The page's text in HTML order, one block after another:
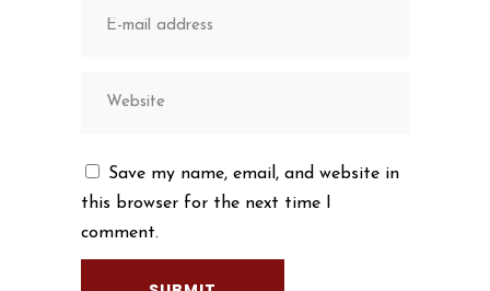
Save my name, email, and website in
this browser for the next time I
comment.